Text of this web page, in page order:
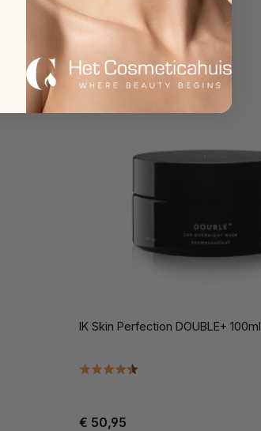
IK Skin Perfection DOUBLE+ 100ml
€ 50,95